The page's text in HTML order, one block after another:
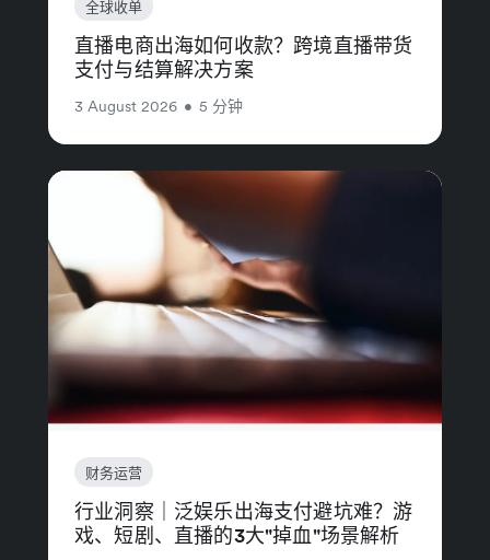
全球收单
直播电商出海如何收款？跨境直播带货
支付与结算解决方案
3 August 2026 • 5 分钟
财务运营
行业洞察｜泛娱乐出海支付避坑难？游
戏、短剧、直播的3大"掉血"场景解析